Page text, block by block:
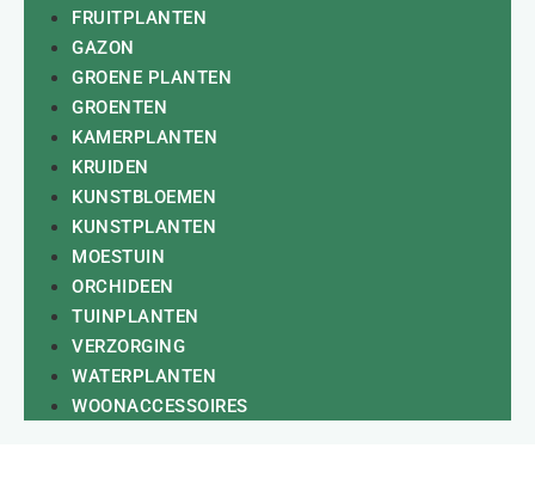
FRUITPLANTEN
GAZON
GROENE PLANTEN
GROENTEN
KAMERPLANTEN
KRUIDEN
KUNSTBLOEMEN
KUNSTPLANTEN
MOESTUIN
ORCHIDEEN
TUINPLANTEN
VERZORGING
WATERPLANTEN
WOONACCESSOIRES